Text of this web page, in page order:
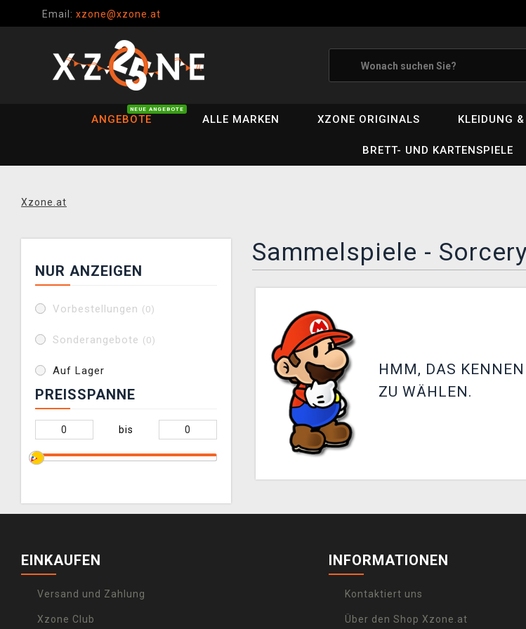
Email: xzone@xzone.at
ANGEBOTE
NEUE ANGEBOTE
ALLE MARKEN XZONE ORIGINALS KLEIDUNG
BRETT- UND KARTENSPIELE
Xzone.at
NUR ANZEIGEN
Vorbestellungen (0)
Sonderangebote (0)
Auf Lager
PREISSPANNE
bis
Sammelspiele -
HMM, DAS
ZU WÄHLEN.
EINKAUFEN
Versand und Zahlung
Xzone Club
INFORMATIONEN
Kontaktiert uns
Über den Shop Xzone.at